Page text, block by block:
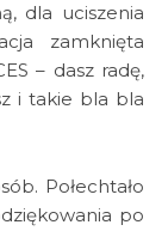
dla uciszenia
zamknięta
– dasz radę,
i takie bla bla
Połechtało
po